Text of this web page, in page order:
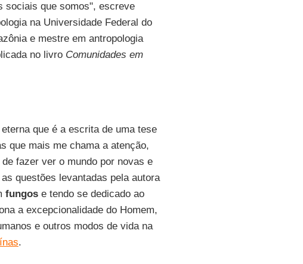
sociais que somos", escreve
na Universidade Federal do
e mestre em antropologia
no livro Comunidades em
que é a escrita de uma tese
que mais me chama a atenção,
fazer ver o mundo por novas e
questões levantadas pela autora
fungose tendo se dedicado ao
a excepcionalidade do Homem,
e outros modos de vida na
.